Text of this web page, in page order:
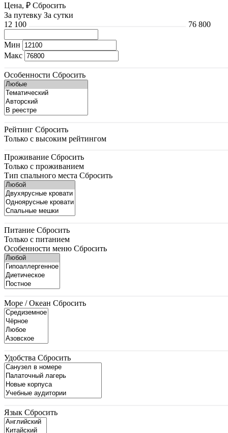
Цена, ₽ Сбросить
За путевку За сутки
12 100
76 800
Мин
Макс
Особенности Сбросить
Рейтинг Сбросить
Только с высоким рейтингом
Проживание Сбросить
Только с проживанием
Тип спального места Сбросить
Питание Сбросить
Только с питанием
Особенности меню Сбросить
Море / Океан Сбросить
Удобства Сбросить
Язык Сбросить